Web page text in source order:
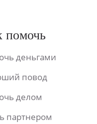
помочь
деньгами
повод
делом
партнером